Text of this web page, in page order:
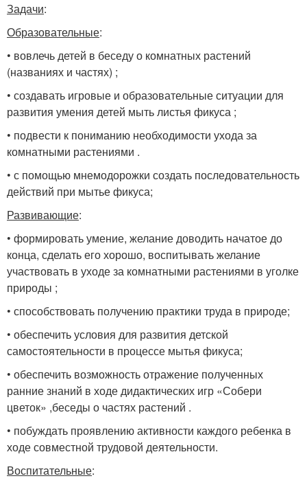
Задачи:
Образовательные:
• вовлечь детей в беседу о комнатных растений
(названиях и частях) ;
• создавать игровые и образовательные ситуации для
развития умения детей мыть листья фикуса ;
• подвести к пониманию необходимости ухода за
комнатными растениями .
• с помощью мнемодорожки создать последовательность
действий при мытье фикуса;
Развивающие:
• формировать умение, желание доводить начатое до
конца, сделать его хорошо, воспитывать желание
участвовать в уходе за комнатными растениями в уголке
природы ;
• способствовать получению практики труда в природе;
• обеспечить условия для развития детской
самостоятельности в процессе мытья фикуса;
• обеспечить возможность отражение полученных
ранние знаний в ходе дидактических игр «Собери
цветок» ,беседы о частях растений .
• побуждать проявлению активности каждого ребенка в
ходе совместной трудовой деятельности.
Воспитательные: